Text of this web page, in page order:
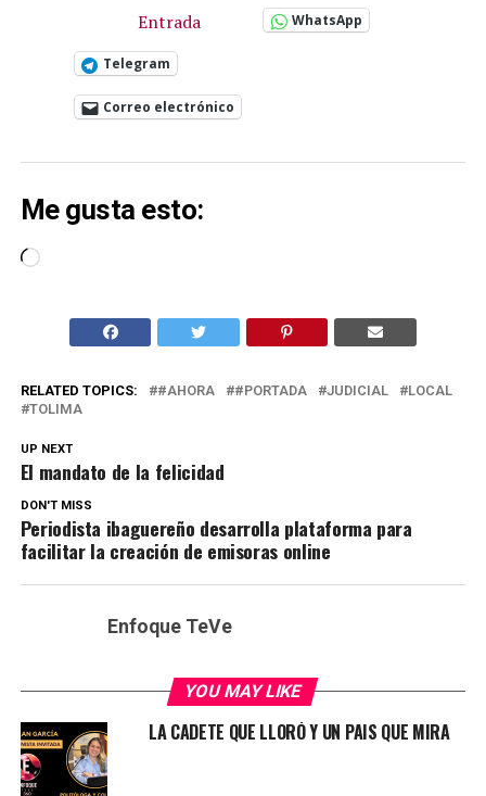
Entrada WhatsApp
Telegram
Correo electrónico
Me gusta esto:
Cargando...
RELATED TOPICS: #AHORA #PORTADA JUDICIAL
LOCAL
TOLIMA
UP NEXT
El mandato de la felicidad
DON'T MISS
Periodista ibaguereño desarrolla plataforma para
facilitar la creación de emisoras online
Enfoque TeVe
YOU MAY LIKE
LA CADETE QUE LLORÓ Y UN PAIS QUE MIRA